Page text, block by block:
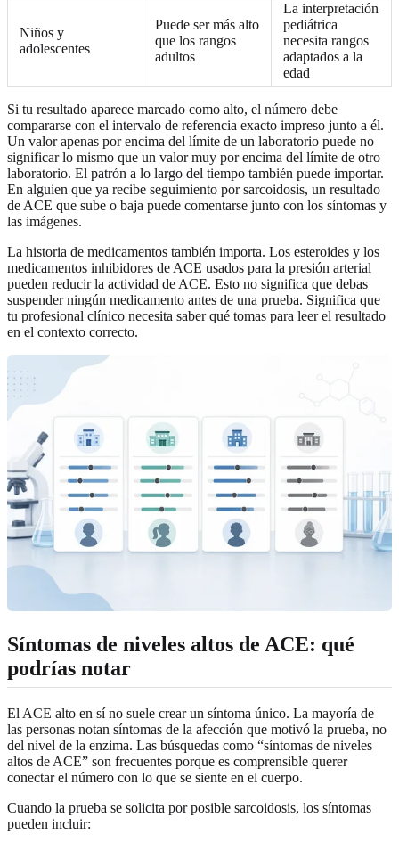
Niños y
adolescentes
Puede ser más alto
que los rangos
adultos
La interpretación
pediátrica
necesita rangos
adaptados a la
edad
Si tu resultado aparece marcado como alto, el número debe
compararse con el intervalo de referencia exacto impreso junto a él.
Un valor apenas por encima del límite de un laboratorio puede no
significar lo mismo que un valor muy por encima del límite de otro
laboratorio. El patrón a lo largo del tiempo también puede importar.
En alguien que ya recibe seguimiento por sarcoidosis, un resultado
de ACE que sube o baja puede comentarse junto con los síntomas y
las imágenes.
La historia de medicamentos también importa. Los esteroides y los
medicamentos inhibidores de ACE usados para la presión arterial
pueden reducir la actividad de ACE. Esto no significa que debas
suspender ningún medicamento antes de una prueba. Significa que
tu profesional clínico necesita saber qué tomas para leer el resultado
en el contexto correcto.
Síntomas de niveles altos de ACE: qué
podrías notar
El ACE alto en sí no suele crear un síntoma único. La mayoría de
las personas notan síntomas de la afección que motivó la prueba, no
del nivel de la enzima. Las búsquedas como “síntomas de niveles
altos de ACE” son frecuentes porque es comprensible querer
conectar el número con lo que se siente en el cuerpo.
Cuando la prueba se solicita por posible sarcoidosis, los síntomas
pueden incluir: